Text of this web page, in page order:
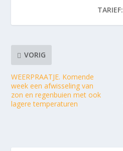
TARIEF:
VORIG
WEERPRAATJE. Komende
week een afwisseling van
zon en regenbuien met ook
lagere temperaturen